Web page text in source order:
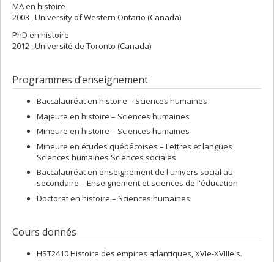
MA en histoire
2003 , University of Western Ontario (Canada)
PhD en histoire
2012 , Université de Toronto (Canada)
Programmes d’enseignement
Baccalauréat en histoire – Sciences humaines
Majeure en histoire – Sciences humaines
Mineure en histoire – Sciences humaines
Mineure en études québécoises – Lettres et langues
Sciences humaines Sciences sociales
Baccalauréat en enseignement de l'univers social au
secondaire – Enseignement et sciences de l'éducation
Doctorat en histoire – Sciences humaines
Cours donnés
HST2410 Histoire des empires atlantiques, XVIe-XVIIIe s.